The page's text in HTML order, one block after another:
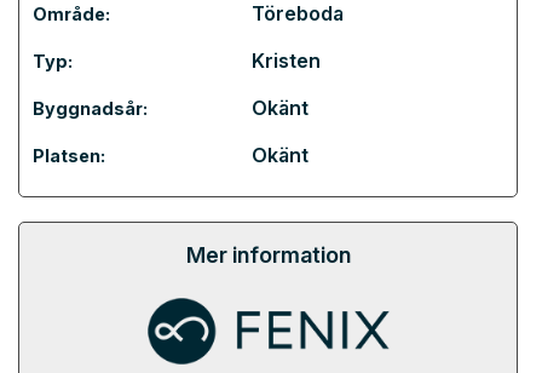
Område: Töreboda
Typ: Kristen
Byggnadsår: Okänt
Platsen: Okänt
Mer information